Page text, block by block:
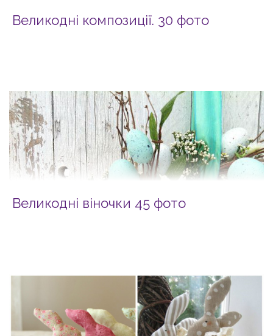
Великодні композиції. 30 фото
Великодні віночки 45 фото